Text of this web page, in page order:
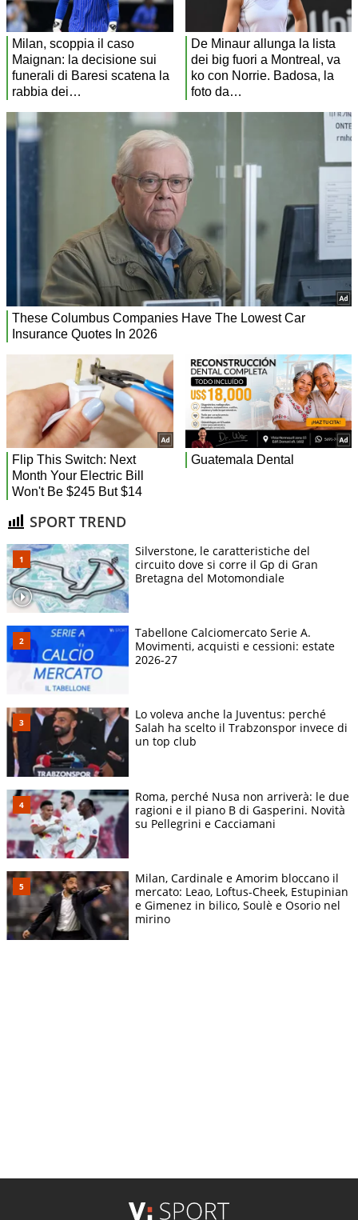
SPORT TREND
Silverstone, le caratteristiche del
circuito dove si corre il Gp di Gran
Bretagna del Motomondiale
Tabellone Calciomercato Serie A.
Movimenti, acquisti e cessioni: estate
2026-27
Lo voleva anche la Juventus: perché
Salah ha scelto il Trabzonspor invece di
un top club
Roma, perché Nusa non arriverà: le due
ragioni e il piano B di Gasperini. Novità
su Pellegrini e Cacciamani
Milan, Cardinale e Amorim bloccano il
mercato: Leao, Loftus-Cheek, Estupinian
e Gimenez in bilico, Soulè e Osorio nel
mirino